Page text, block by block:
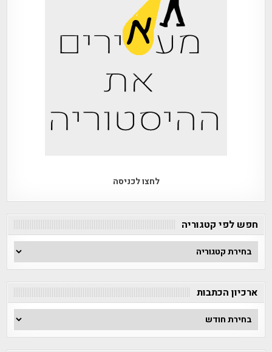
לחצו לכניסה
חפש לפי קטגוריה
חפש
לפי
קטגוריה
ארכיון הכתבות
ארכיון
הכתבות